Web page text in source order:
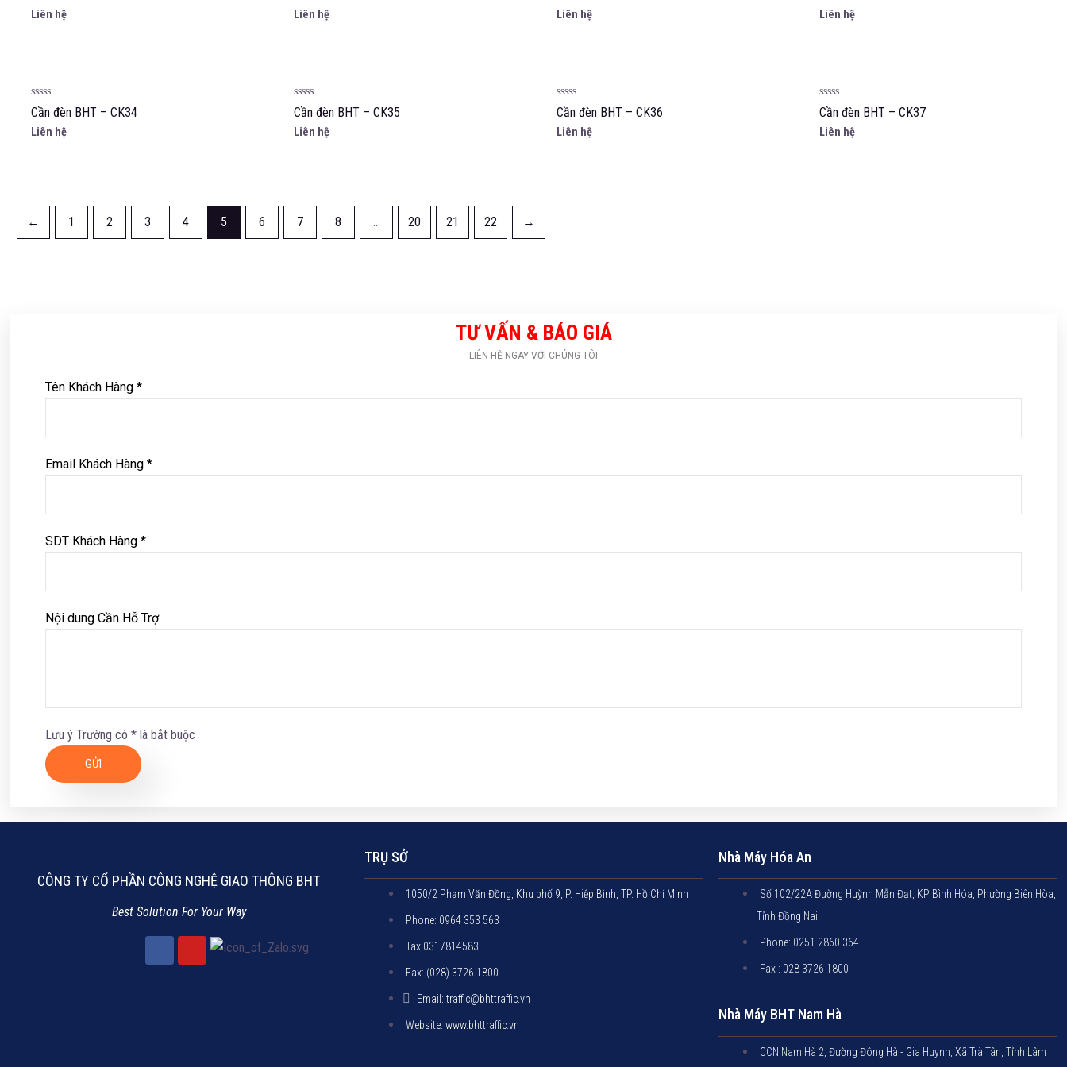
hạng
0
Liên hệ
hạng
0
Liên hệ
hạng
0
Liên hệ
hạng
0
Liên hệ
Được
xếp
hạng
0
Cần đèn BHT – CK34
Liên hệ
Được
xếp
hạng
0
Cần đèn BHT – CK35
Liên hệ
Được
xếp
hạng
0
Cần đèn BHT – CK36
Liên hệ
Được
xếp
hạng
0
Cần đèn BHT – CK37
Liên hệ
← 1 2 3 4 5 6 7 8 … 20 21 22 →
TƯ VẤN & BÁO GIÁ
LIÊN HỆ NGAY VỚI CHÚNG TÔI
Tên Khách Hàng *
Email Khách Hàng *
SDT Khách Hàng *
Nội dung Cần Hỗ Trợ
Lưu ý Trường có * là bắt buộc
CÔNG TY CỔ PHẦN CÔNG NGHỆ GIAO THÔNG BHT
Best Solution For Your Way
TRỤ SỞ
1050/2 Phạm Văn Đồng, Khu phố 9, P. Hiệp Bình, TP. Hồ Chí Minh
Phone: 0964 353 563
Tax 0317814583
Fax: (028) 3726 1800
Email: traffic@bhttraffic.vn
Website: www.bhttraffic.vn
Nhà Máy Hóa An
Số 102/22A Đường Huỳnh Mẫn Đạt, KP Bình Hóa, Phường Biên Hòa,
Tỉnh Đồng Nai.
Phone: 0251 2860 364
Fax : 028 3726 1800
Nhà Máy BHT Nam Hà
CCN Nam Hà 2, Đường Đông Hà - Gia Huynh, Xã Trà Tân, Tỉnh Lâm